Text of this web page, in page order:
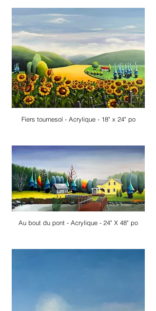
Fiers tournesol - Acrylique - 18" x 24" po
Au bout du pont - Acrylique - 24" X 48" po